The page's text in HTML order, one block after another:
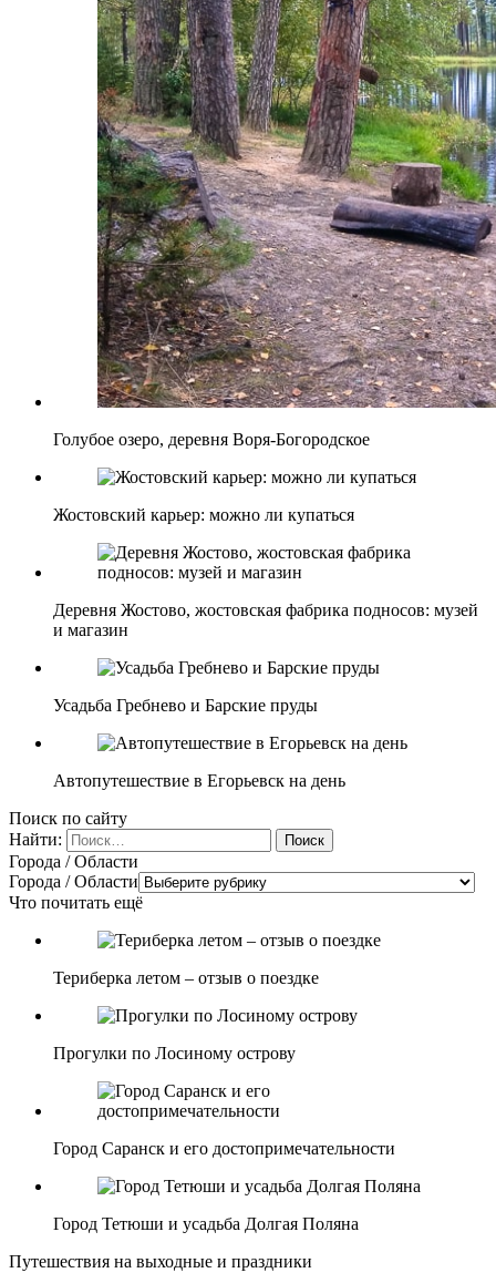
Голубое озеро, деревня Воря-Богородское
Жостовский карьер: можно ли купаться
Деревня Жостово, жостовская фабрика подносов: музей
и магазин
Усадьба Гребнево и Барские пруды
Автопутешествие в Егорьевск на день
Поиск по сайту
Найти:
Города / Области
Города / Области
Что почитать ещё
Териберка летом – отзыв о поездке
Прогулки по Лосиному острову
Город Саранск и его достопримечательности
Город Тетюши и усадьба Долгая Поляна
Путешествия на выходные и праздники